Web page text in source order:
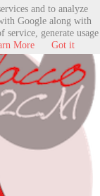
and to analyze
Google along with
generate usage
More Got it